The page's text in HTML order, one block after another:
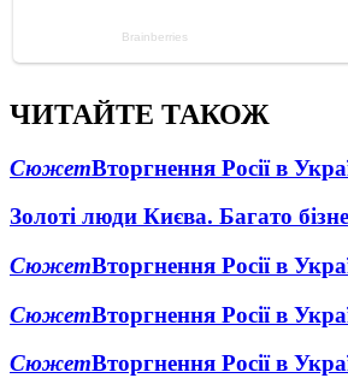
ЧИТАЙТЕ ТАКОЖ
СюжетВторгнення Росії в
Золоті люди Києва. Багато
СюжетВторгнення Росії в
СюжетВторгнення Росії в
СюжетВторгнення Росії в